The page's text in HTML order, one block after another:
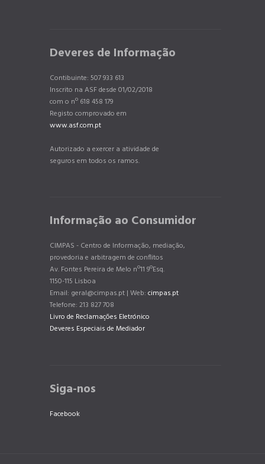
Deveres de Informação
Contibuinte: 507 933 613
Inscrito na ASF desde 01/02/2018
com o nº 618 458 179
Registo comprovado em
www.asf.com.pt
Autorizado a exercer a atividade de
seguros em todos os ramos.
Informação ao Consumidor
CIMPAS - Centro de Informação, mediação,
provedoria e arbitragem de conflitos
Av. Fontes Pereira de Melo nº11 9ºEsq.
1150-115 Lisboa
Email: geral@cimpas.pt | Web: cimpas.pt
Telefone: 213 827 708
Livro de Reclamações Eletrónico
Deveres Especiais de Mediador
Siga-nos
Facebook